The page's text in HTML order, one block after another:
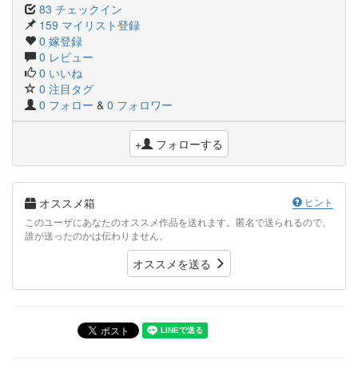
83 チェックイン
159 マイリスト登録
0 嫁登録
0 レビュー
0 いいね
0 注目タグ
0 フォロー & 0 フォロワー
+ フォローする
オススメ箱
ヒント
このユーザにあなたのオススメ作品を送れます。匿名で送られるので、
誰が送ったのかは伝わりません。
オススメを送る